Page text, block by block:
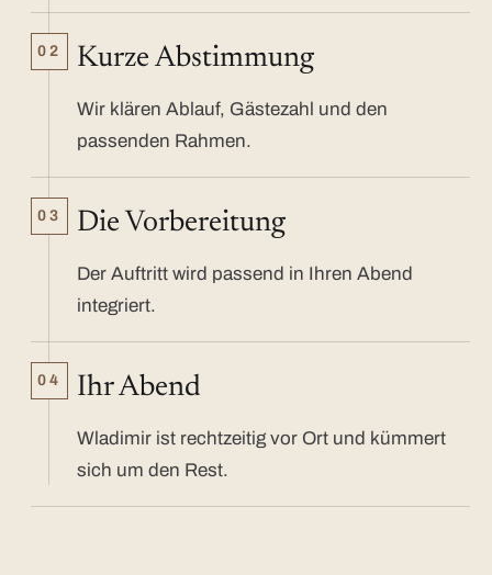
02 Kurze Abstimmung
Wir klären Ablauf, Gästezahl und den
passenden Rahmen.
03 Die Vorbereitung
Der Auftritt wird passend in Ihren Abend
integriert.
04 Ihr Abend
Wladimir ist rechtzeitig vor Ort und kümmert
sich um den Rest.